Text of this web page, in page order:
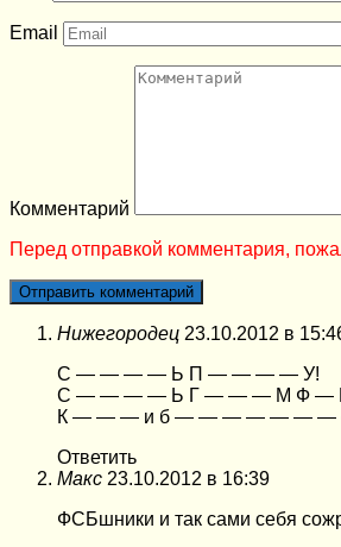
Email
Комментарий
Перед отправкой комментария,
Нижегородец 23.10.2012 в
С — — — — Ь П — — — — У!
С — — — — Ь Г — — — М Ф —
К — — — и б — — — — — —
Ответить
Макс 23.10.2012 в 16:39
ФСБшники и так сами себя